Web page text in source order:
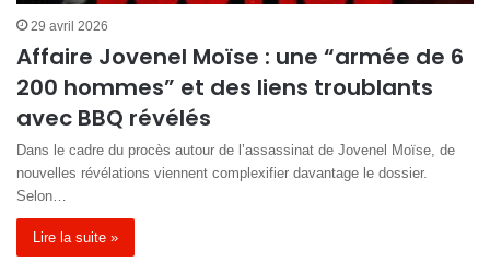
29 avril 2026
Affaire Jovenel Moïse : une “armée de 6
200 hommes” et des liens troublants
avec BBQ révélés
Dans le cadre du procès autour de l’assassinat de Jovenel Moïse, de
nouvelles révélations viennent complexifier davantage le dossier.
Selon…
Lire la suite »